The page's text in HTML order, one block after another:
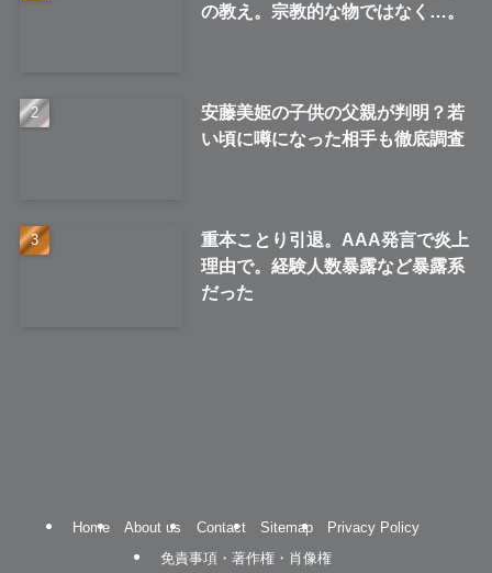
の教え。宗教的な物ではなく…。
安藤美姫の子供の父親が判明？若
い頃に噂になった相手も徹底調査
重本ことり引退。AAA発言で炎上
理由で。経験人数暴露など暴露系
だった
Home About us Contact Sitemap
Privacy Policy
免責事項・著作権・肖像権